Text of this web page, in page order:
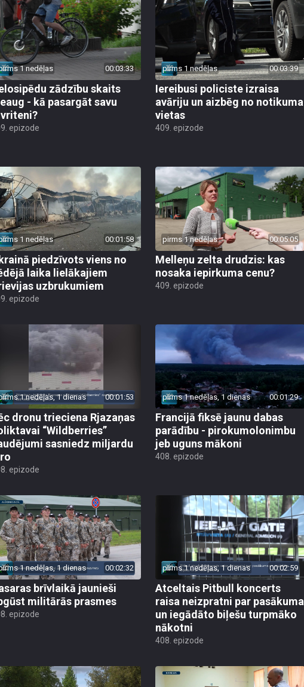
1 nedēļas 00:03:33
zādzību skaits
- kā pasargāt savu
epizode
pirms 1 nedēļas 00:03:39
Iereibusi policiste izraisa
avāriju un aizbēg no notikuma
vietas
409. epizode
1 nedēļas 00:01:58
piedzīvots viens no
laika lielākajiem
uzbrukumiem
epizode
pirms 1 nedēļas 00:05:05
Melleņu zelta drudzis: kas
nosaka iepirkuma cenu?
409. epizode
1 nedēļas, 1 dienas 00:01:53
dronu trieciena Rjazaņas
“Wildberries”
sasniedz miljardu
epizode
pirms 1 nedēļas, 1 dienas 00:01:29
Francijā fiksē jaunu dabas
parādību - pirokumolonimbu
jeb uguns mākoni
408. epizode
1 nedēļas, 1 dienas 00:02:32
brīvlaikā jaunieši
militārās prasmes
epizode
pirms 1 nedēļas, 1 dienas 00:02:59
Atceltais Pitbull koncerts
raisa neizpratni par pasākuma
un iegādāto biļešu turpmāko
nākotni
408. epizode